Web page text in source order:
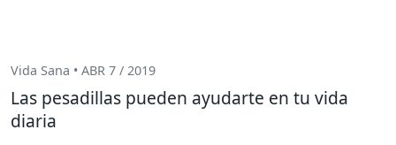
Vida Sana • ABR 7 / 2019
Las pesadillas pueden ayudarte en tu vida
diaria